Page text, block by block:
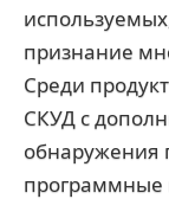
признание
Среди
СКУД с
обнаружения
программные